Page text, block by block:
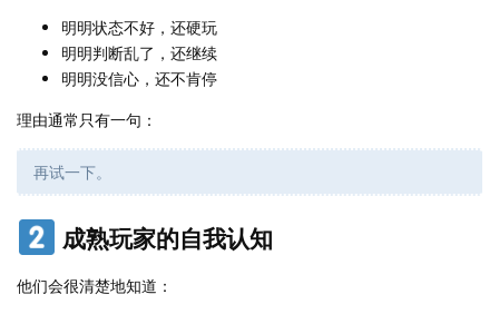
明明状态不好，还硬玩
明明判断乱了，还继续
明明没信心，还不肯停
理由通常只有一句：
再试一下。
成熟玩家的自我认知
他们会很清楚地知道：